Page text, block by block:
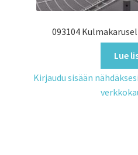
093104
Lue
Kirjaudu sisään